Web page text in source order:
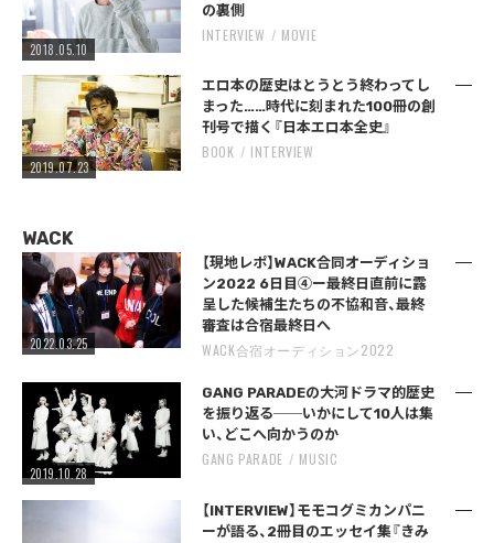
2018.05.10
の裏側
INTERVIEW MOVIE
2019.07.23
エロ本の歴史はとうとう終わってし
まった……時代に刻まれた100冊の創
刊号で描く『日本エロ本全史』
BOOK INTERVIEW
WACK
2022.03.25
【現地レポ】WACK合同オーディショ
ン2022 6日目④ー最終日直前に露
呈した候補生たちの不協和音、最終
審査は合宿最終日へ
WACK合宿オーディション2022
2019.10.28
GANG PARADEの大河ドラマ的歴史
を振り返る──いかにして10人は集
い、どこへ向かうのか
GANG PARADE MUSIC
【INTERVIEW】モモコグミカンパニ
ーが語る、2冊目のエッセイ集『きみ